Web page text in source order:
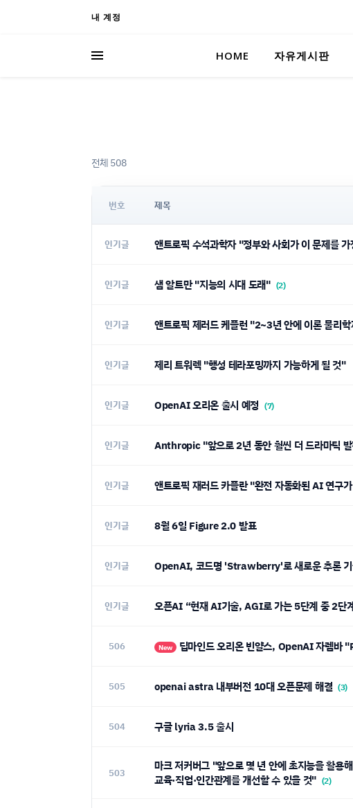
내 계정
HOME 자유게시판
전체 508
번호 제목
인기글 앤트로픽 수석과학자 "정부와 사회가 이 문제를
인기글 샘 알트만 "지능의 시대 도래" (2)
인기글 앤트로픽 제러드 케플런 "2~3년 안에 이론 물리
인기글 제리 트워렉 "행성 테라포밍까지 가능하게 될 것"
인기글 OpenAI 오리온 출시 예정 (7)
인기글 Anthropic "앞으로 2년 동안 훨씬 더 드라마틱
인기글 앤트로픽 재러드 카플란 "완전 자동화된 AI 연구
인기글 8월 6일 Figure 2.0 발표
인기글 OpenAI, 코드명 'Strawberry'로 새로운 추론 기
인기글 오픈AI “현재 AI기술, AGI로 가는 5단계 중 2단
506 New 딥마인드 오리온 빈얄스, OpenAI 자렘바
505 openai astra 내부버전 10대 오픈문제 해결 (3)
504 구글 lyria 3.5 출시
503
마크 저커버그 "앞으로 몇 년 안에 초지능을 활용
교육·직업·인간관계를 개선할 수 있을 것" (2)